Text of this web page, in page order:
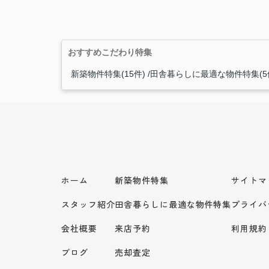
おすすめこだわり特集
新築物件特集(15件) 田舎暮らしに最適な物件特集(5
ホーム
スタッフ紹介
会社概要
ブログ
新築物件特集
田舎暮らしに最適な物件特集
来店予約
売却査定
サイト
プライ
利用規約